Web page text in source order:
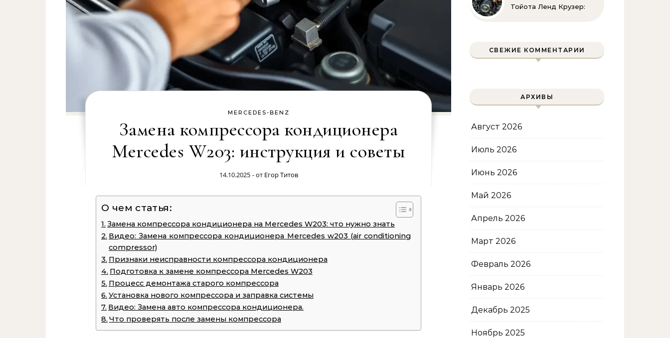
MERCEDES-BENZ
Замена компрессора кондиционера
Mercedes W203: инструкция и советы
14.10.2025 - от Егор Титов
О чем статья:
Замена компрессора кондиционера на Mercedes W203: что нужно знать
Видео: Замена компрессора кондиционера Mercedes w203 (air conditioning
compressor)
Признаки неисправности компрессора кондиционера
Подготовка к замене компрессора Mercedes W203
Процесс демонтажа старого компрессора
Установка нового компрессора и заправка системы
Видео: Замена авто компрессора кондиционера.
Что проверять после замены компрессора
Тойота Ленд Крузер:
СВЕЖИЕ КОММЕНТАРИИ
АРХИВЫ
Август 2026
Июль 2026
Июнь 2026
Май 2026
Апрель 2026
Март 2026
Февраль 2026
Январь 2026
Декабрь 2025
Ноябрь 2025